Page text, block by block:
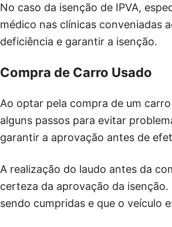
No caso da isenção de IPVA,
médico nas clínicas conveniadas
deficiência e garantir a isenção.
Compra de Carro Usado
Ao optar pela compra de um
alguns passos para evitar
garantir a aprovação antes de
A realização do laudo antes da
certeza da aprovação da
sendo cumpridas e que o veículo